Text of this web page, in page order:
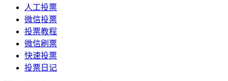
人工投票
微信投票
投票教程
微信刷票
快速投票
投票日记